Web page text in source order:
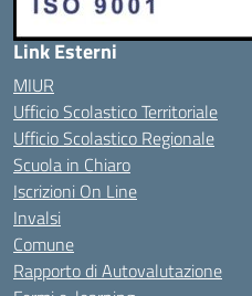
Link Esterni
MIUR
Ufficio Scolastico Territoriale
Ufficio Scolastico Regionale
Scuola in Chiaro
Iscrizioni On Line
Invalsi
Comune
Rapporto di Autovalutazione